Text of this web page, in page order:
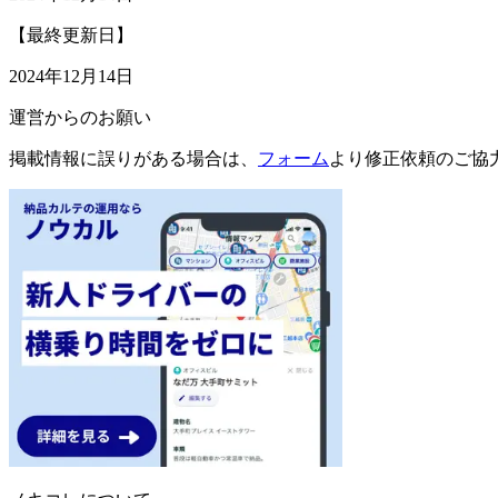
【最終更新日】
2024年12月14日
運営からのお願い
掲載情報に誤りがある場合は、 フォーム より修正依頼のご協